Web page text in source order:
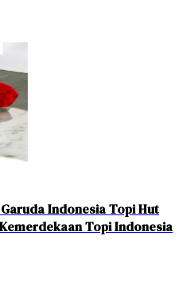
Indonesia Topi Hut
Topi Indonesia